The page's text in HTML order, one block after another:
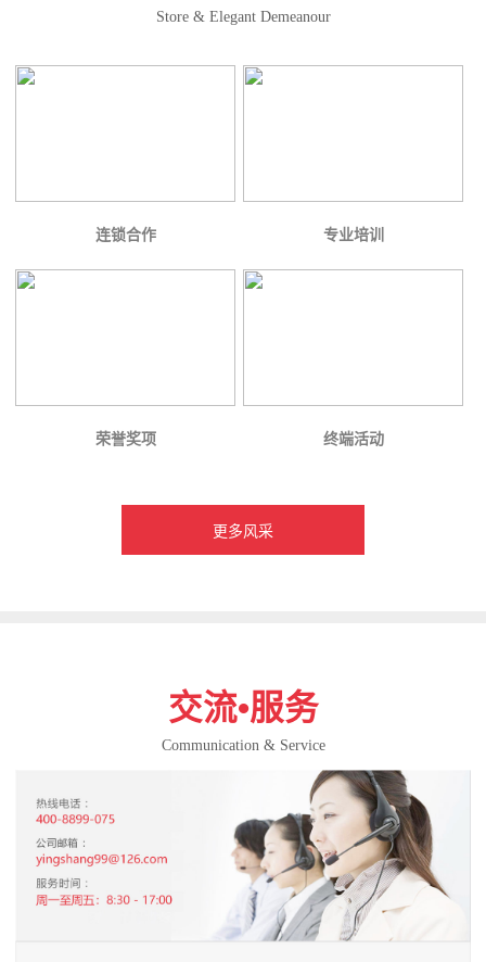
Store & Elegant Demeanour
连锁合作 专业培训
荣誉奖项 终端活动
更多风采
交流•服务
Communication & Service